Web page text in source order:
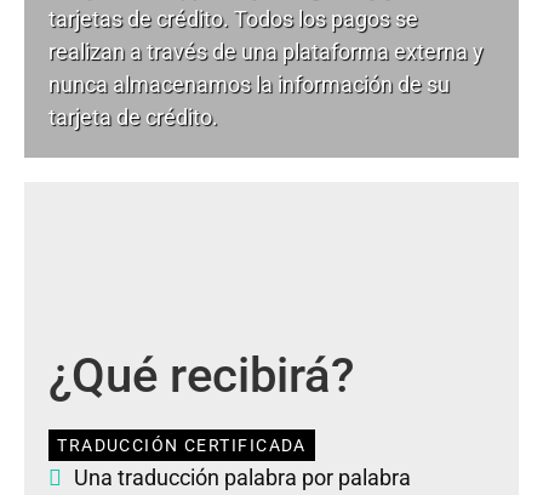
tarjetas de crédito. Todos los pagos se
realizan a través de una plataforma externa y
nunca almacenamos la información de su
tarjeta de crédito.
¿Qué recibirá?
TRADUCCIÓN CERTIFICADA
Una traducción palabra por palabra